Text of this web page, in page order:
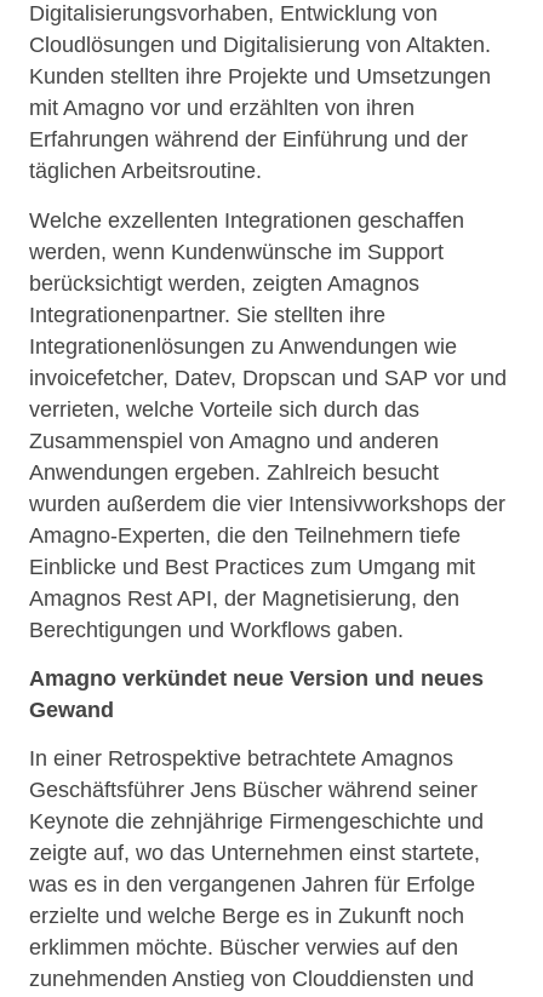
Digitalisierungsvorhaben, Entwicklung von
Cloudlösungen und Digitalisierung von Altakten.
Kunden stellten ihre Projekte und Umsetzungen
mit Amagno vor und erzählten von ihren
Erfahrungen während der Einführung und der
täglichen Arbeitsroutine.
Welche exzellenten Integrationen geschaffen
werden, wenn Kundenwünsche im Support
berücksichtigt werden, zeigten Amagnos
Integrationenpartner. Sie stellten ihre
Integrationenlösungen zu Anwendungen wie
invoicefetcher, Datev, Dropscan und SAP vor und
verrieten, welche Vorteile sich durch das
Zusammenspiel von Amagno und anderen
Anwendungen ergeben. Zahlreich besucht
wurden außerdem die vier Intensivworkshops der
Amagno-Experten, die den Teilnehmern tiefe
Einblicke und Best Practices zum Umgang mit
Amagnos Rest API, der Magnetisierung, den
Berechtigungen und Workflows gaben.
Amagno verkündet neue Version und neues
Gewand
In einer Retrospektive betrachtete Amagnos
Geschäftsführer Jens Büscher während seiner
Keynote die zehnjährige Firmengeschichte und
zeigte auf, wo das Unternehmen einst startete,
was es in den vergangenen Jahren für Erfolge
erzielte und welche Berge es in Zukunft noch
erklimmen möchte. Büscher verwies auf den
zunehmenden Anstieg von Clouddiensten und